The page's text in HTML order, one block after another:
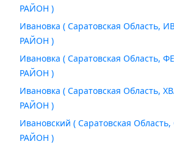
РАЙОН )
Ивановка ( Саратовская Область,
РАЙОН )
Ивановка ( Саратовская Область,
РАЙОН )
Ивановка ( Саратовская Область,
РАЙОН )
Ивановский ( Саратовская
РАЙОН )